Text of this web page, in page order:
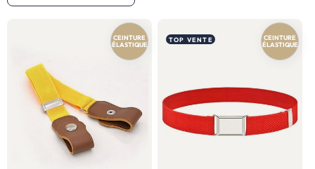
o
CEINTURE
ÉLASTIQUE
TOP VENTE
CEINTURE
ÉLASTIQUE